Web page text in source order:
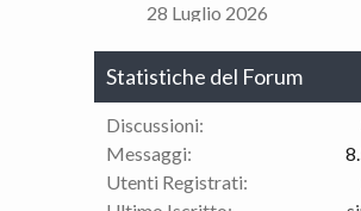
28 Luglio 2026
Statistiche del Forum
Discussioni:
Messaggi:
Utenti Registrati: